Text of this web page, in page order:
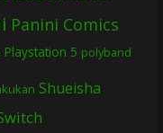
Panini Comics
Playstation 5 polyband
Shueisha